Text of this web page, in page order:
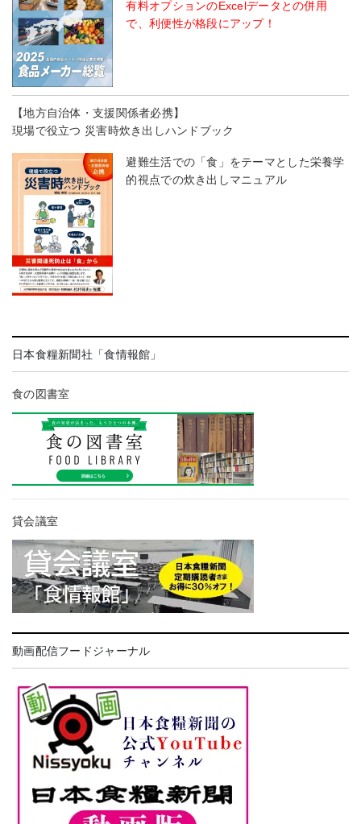
有料オプションのExcelデータとの併用
で、利便性が格段にアップ！
【地方自治体・支援関係者必携】
現場で役立つ 災害時炊き出しハンドブック
避難生活での「食」をテーマとした栄養学
的視点での炊き出しマニュアル
日本食糧新聞社「食情報館」
食の図書室
貸会議室
動画配信フードジャーナル